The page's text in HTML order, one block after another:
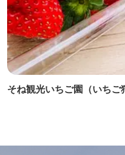
そね観光いちご園（いちご